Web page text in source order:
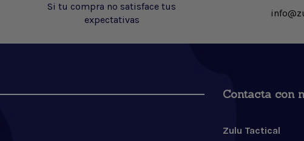
Si tu compra no satisface tus
expectativas
Contacta con
Zulu Tactical